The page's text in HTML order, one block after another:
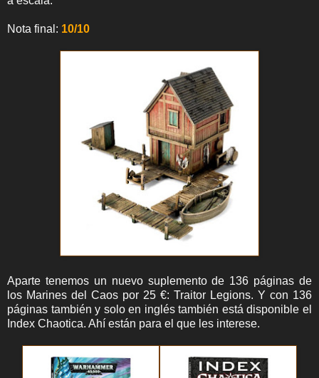
Nota final: 10/10
Aparte tenemos un nuevo suplemento de 136 páginas de
los Marines del Caos por 25 €: Traitor Legions. Y con 136
páginas también y solo en inglés también está disponible el
Index Chaotica. Ahí están para el que les interese.